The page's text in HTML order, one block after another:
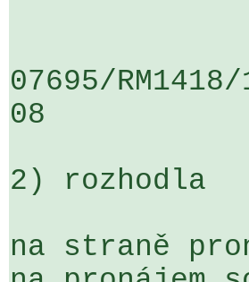
07695/
08
2) rozhodla
na straně